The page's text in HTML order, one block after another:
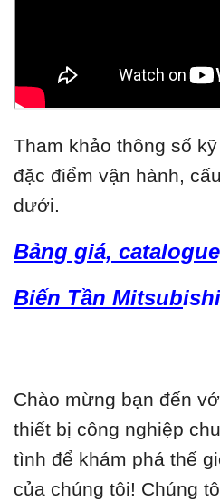
Tham khảo thông số
đặc điểm vận hành,
dưới.
Bảng giá,
Biến Tần Mitsub
Chào mừng bạn đến
thiết bị công nghiệp
tình để khám phá thế
của chúng tôi! Chúng